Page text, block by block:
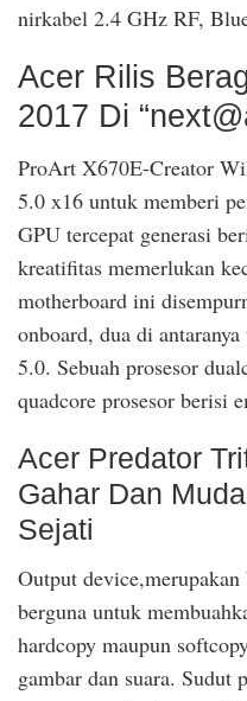
nirkabel 2.4 GHz RF,
Acer Rilis
2017 Di
ProArt X670E-Creator
5.0 x16 untuk memberi
GPU tercepat generasi
kreatifitas memerlukan
motherboard ini
onboard, dua di
5.0. Sebuah prosesor
quadcore prosesor berisi
Acer Predator
Gahar Dan
Sejati
Output
berguna untuk
hardcopy maupun
gambar dan suara. Sudut